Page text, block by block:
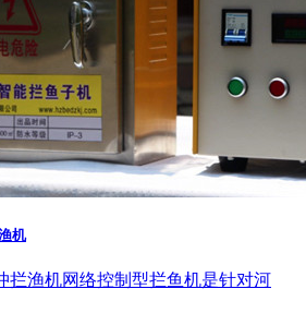
机
拦渔机网络控制型拦鱼机是针对河